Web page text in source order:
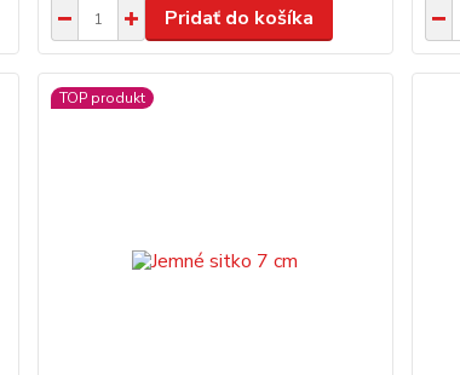
Pridať do košíka
TOP produkt